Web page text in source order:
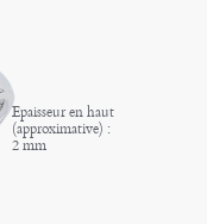
Epaisseur en haut
(approximative) :
2 mm